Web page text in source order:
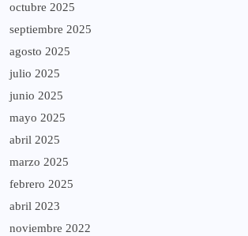
octubre 2025
septiembre 2025
agosto 2025
julio 2025
junio 2025
mayo 2025
abril 2025
marzo 2025
febrero 2025
abril 2023
noviembre 2022